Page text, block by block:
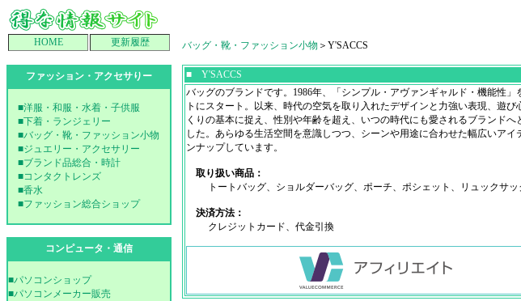
HOME 更新履歴 バッグ・靴・ファッション小物 ＞Y'SACCS
■ Y'SACCS
バッグのブランドです。1986年、「シンプル・アヴァンギャルド・機能性」
トにスタート。以来、時代の空気を取り入れたデザインと力強い表現、遊び
くりの基本に捉え、性別や年齢を超え、いつの時代にも愛されるブランドへ
した。あらゆる生活空間を意識しつつ、シーンや用途に合わせた幅広いアイ
ンナップしています。
取り扱い商品：
トートバッグ、ショルダーバッグ、ポーチ、ポシェット、リュックサッ
決済方法：
クレジットカード、代金引換
ファッション・アクセサりー
■洋服・和服・水着・子供服
■下着・ランジェリー
■バッグ・靴・ファッション小物
■ジュエリー・アクセサリー
■ブランド品総合・時計
■コンタクトレンズ
■香水
■ファッション総合ショップ
コンピュータ・通信
■パソコンショップ
■パソコンメーカー販売